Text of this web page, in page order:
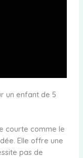
un enfant de 5
courte comme le
Elle offre une
pas de